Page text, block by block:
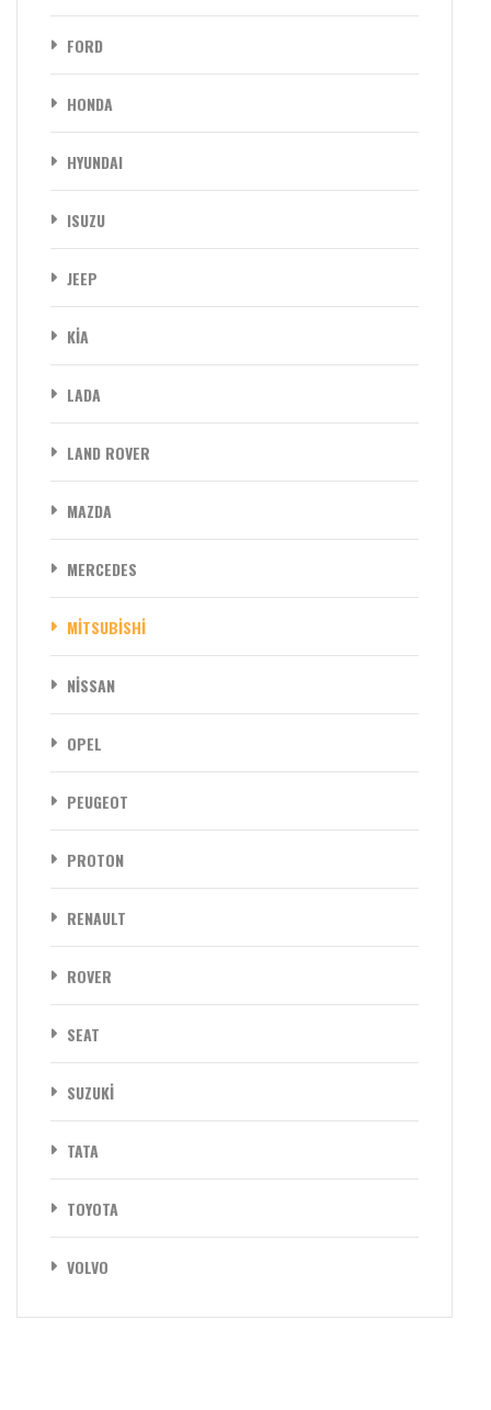
FORD
HONDA
HYUNDAI
ISUZU
JEEP
KİA
LADA
LAND ROVER
MAZDA
MERCEDES
MİTSUBİSHİ
NİSSAN
OPEL
PEUGEOT
PROTON
RENAULT
ROVER
SEAT
SUZUKİ
TATA
TOYOTA
VOLVO